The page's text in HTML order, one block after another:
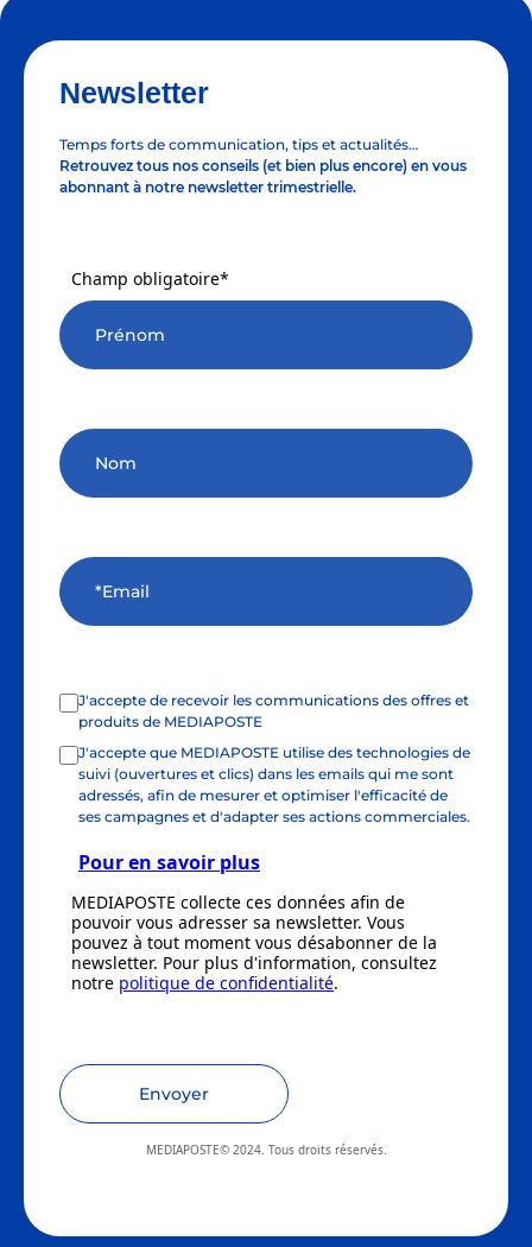
Newsletter
Temps forts de communication, tips et actualités…
Retrouvez tous nos conseils (et bien plus encore) en vous
abonnant à notre newsletter trimestrielle.
Champ obligatoire*
J'accepte de recevoir les communications des offres et
produits de MEDIAPOSTE
J'accepte que MEDIAPOSTE utilise des technologies de
suivi (ouvertures et clics) dans les emails qui me sont
adressés, afin de mesurer et optimiser l'efficacité de
ses campagnes et d'adapter ses actions commerciales.
Pour en savoir plus
MEDIAPOSTE collecte ces données afin de
pouvoir vous adresser sa newsletter. Vous
pouvez à tout moment vous désabonner de la
newsletter. Pour plus d'information, consultez
notre politique de confidentialité.
Envoyer
MEDIAPOSTE© 2024. Tous droits réservés.